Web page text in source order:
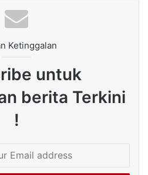
Ketinggalan
untuk
berita Terkini
!